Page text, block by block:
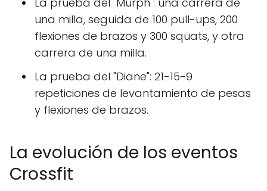
una milla, seguida de 100 pull-ups, 200
flexiones de brazos y 300 squats, y otra
carrera de una milla.
La prueba del "Diane": 21-15-9
repeticiones de levantamiento de pesas
y flexiones de brazos.
La evolución de los eventos
Crossfit